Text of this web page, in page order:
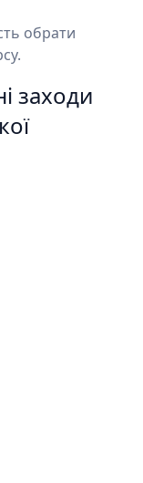
обрати
заходи